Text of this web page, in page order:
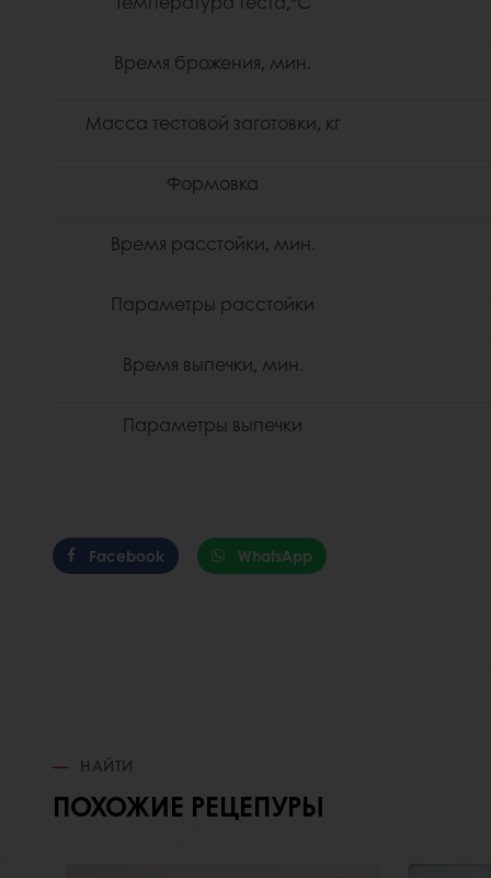
Время брожения, мин.
Масса тестовой заготовки, кг
Формовка
Время расстойки, мин.
Параметры расстойки
Время выпечки, мин.
Параметры выпечки
Facebook WhatsApp
НАЙТИ
ПОХОЖИЕ РЕЦЕПУРЫ